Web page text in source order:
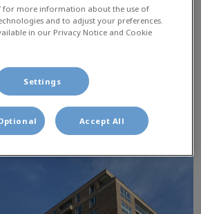
Dierenkliniek
for more information about the use of
and to adjust your preferences.
in our Privacy Notice and Cookie
Settings
Accept All